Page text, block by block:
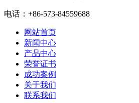
电话：+86-573-84559688
网站首页
新闻中心
产品中心
荣誉证书
成功案例
关于我们
联系我们